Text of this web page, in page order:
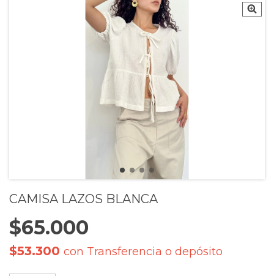
CAMISA LAZOS BLANCA
$65.000
$53.300 con Transferencia o depósito